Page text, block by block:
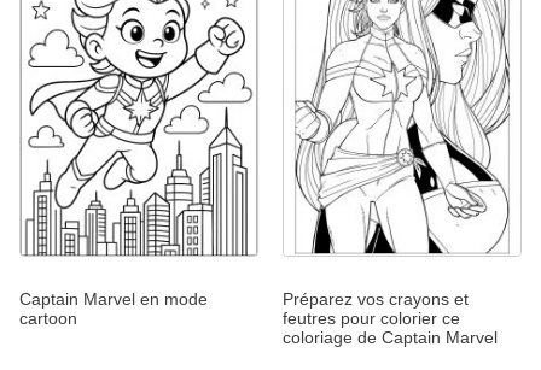
Captain Marvel en mode
cartoon
Préparez vos crayons et
feutres pour colorier ce
coloriage de Captain Marvel